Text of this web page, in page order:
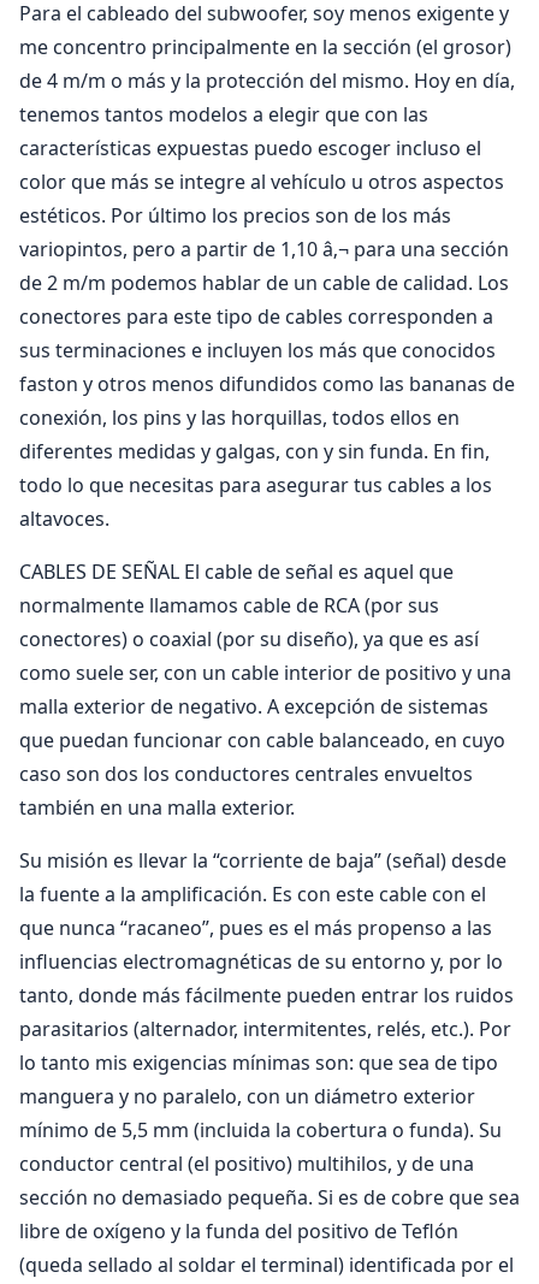
Para el cableado del subwoofer, soy menos exigente y
me concentro principalmente en la sección (el grosor)
de 4 m/m o más y la protección del mismo. Hoy en día,
tenemos tantos modelos a elegir que con las
características expuestas puedo escoger incluso el
color que más se integre al vehículo u otros aspectos
estéticos. Por último los precios son de los más
variopintos, pero a partir de 1,10 â‚¬ para una sección
de 2 m/m podemos hablar de un cable de calidad. Los
conectores para este tipo de cables corresponden a
sus terminaciones e incluyen los más que conocidos
faston y otros menos difundidos como las bananas de
conexión, los pins y las horquillas, todos ellos en
diferentes medidas y galgas, con y sin funda. En fin,
todo lo que necesitas para asegurar tus cables a los
altavoces.
CABLES DE SEÑAL El cable de señal es aquel que
normalmente llamamos cable de RCA (por sus
conectores) o coaxial (por su diseño), ya que es así
como suele ser, con un cable interior de positivo y una
malla exterior de negativo. A excepción de sistemas
que puedan funcionar con cable balanceado, en cuyo
caso son dos los conductores centrales envueltos
también en una malla exterior.
Su misión es llevar la “corriente de baja” (señal) desde
la fuente a la amplificación. Es con este cable con el
que nunca “racaneo”, pues es el más propenso a las
influencias electromagnéticas de su entorno y, por lo
tanto, donde más fácilmente pueden entrar los ruidos
parasitarios (alternador, intermitentes, relés, etc.). Por
lo tanto mis exigencias mínimas son: que sea de tipo
manguera y no paralelo, con un diámetro exterior
mínimo de 5,5 mm (incluida la cobertura o funda). Su
conductor central (el positivo) multihilos, y de una
sección no demasiado pequeña. Si es de cobre que sea
libre de oxígeno y la funda del positivo de Teflón
(queda sellado al soldar el terminal) identificada por el